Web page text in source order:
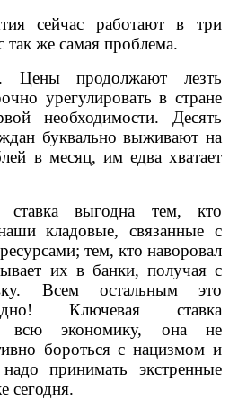
сейчас работают в три
же самая проблема.
Цены продолжают лезть
урегулировать в стране
необходимости. Десять
буквально выживают на
в месяц, им едва хватает
ставка выгодна тем, кто
кладовые, связанные с
тем, кто наворовал
их в банки, получая с
Всем остальным это
Ключевая ставка
всю экономику, она не
бороться с нацизмом и
принимать экстренные
сегодня.